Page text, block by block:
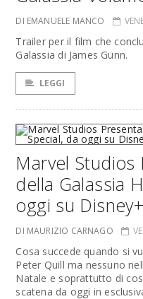
DI EMANUELE MANCO
Trailer per il film che
Galassia di James Gunn.
LEGGI
Marvel Studios
della Galassia
oggi su Disney+
DI MAURIZIO CARNAGO
Cosa succede quando si
Peter Quill ma nessuno
Natale e soprattutto di
scatena da oggi in